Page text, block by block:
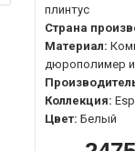
плинтус
Страна
Материал:
дюрополимер и
Коллекция:
Цвет: Белый